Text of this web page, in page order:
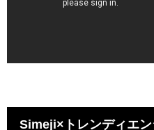
Simeji×トレンディエ